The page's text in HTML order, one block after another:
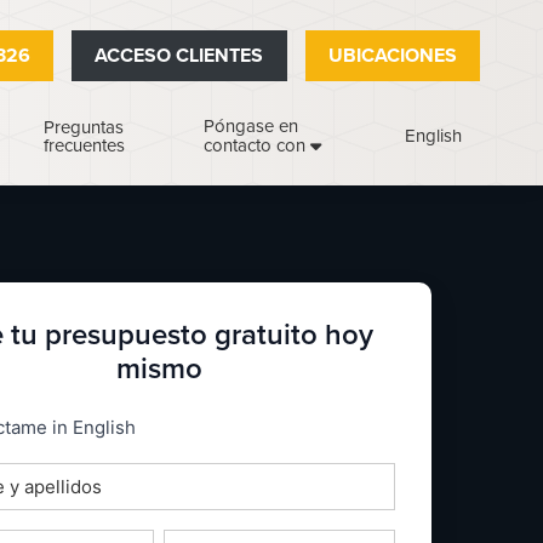
ACCESO CLIENTES UBICACIONES
Preguntas
frecuentes
Póngase en
contacto con
English
tu presupuesto gratuito hoy
mismo
in English